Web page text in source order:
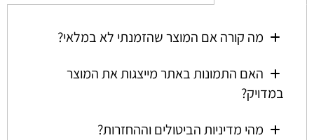
מה קורה אם המוצר שהזמנתי לא במלאי?
האם התמונות באתר מייצגות את המוצר
במדויק?
מהי מדיניות הביטולים וההחזרות?